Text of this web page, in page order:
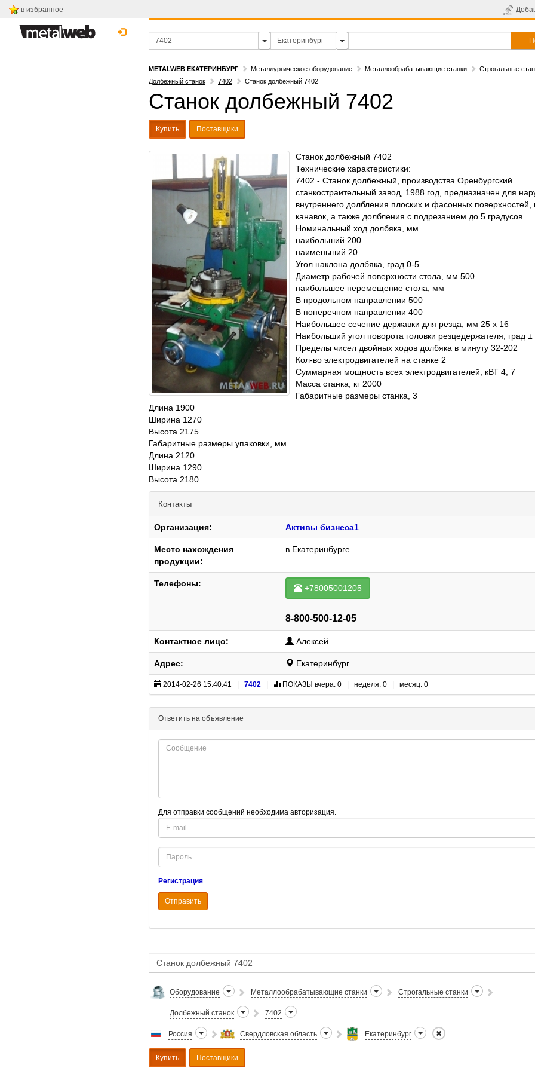
в избранное
METALWEB ЕКАТЕРИНБУРГ Металлургическое оборудование Металлообрабатывающие станки
Строгальные
Долбежный станок
7402 Станок долбежный 7402
Станок долбежный 7402
Купить Поставщики
Станок долбежный 7402
Технические характеристики:
7402 - Станок долбежный, производства Оренбургский
станкостраительный завод, 1988 год, предназначен для
внутреннего долбления плоских и фасонных поверхностей,
канавок, а также долбления с подрезанием до 5 градусов
Номинальный ход долбяка, мм
наибольший 200
наименьший 20
Угол наклона долбяка, град 0-5
Диаметр рабочей поверхности стола, мм 500
наибольшее перемещение стола, мм
В продольном направлении 500
В поперечном направлении 400
Наибольшее сечение державки для резца, мм 25 x 16
Наибольший угол поворота головки резцедержателя, град ±
Пределы чисел двойных ходов долбяка в минуту 32-202
Кол-во электродвигателей на станке 2
Суммарная мощность всех электродвигателей, кВТ 4, 7
Масса станка, кг 2000
Габаритные размеры станка, 3
Длина 1900
Ширина 1270
Высота 2175
Габаритные размеры упаковки, мм
Длина 2120
Ширина 1290
Высота 2180
Контакты
Организация: Активы бизнеса1
Место нахождения
продукции:
в Екатеринбурге
Телефоны: +78005001205
8-800-500-12-05
Контактное лицо: Алексей
Адрес: Екатеринбург
2014-02-26 15:40:41 | 7402 ПОКАЗЫ вчера: 0 | неделя: 0 | месяц: 0
Ответить на объявление
Для отправки сообщений необходима авторизация.
E-
mail
Password
Регистрация
Отправить
Оборудование Металлообрабатывающие станки Строгальные станки
Долбежный станок 7402
Россия Свердловская область Екатеринбург
Купить Поставщики